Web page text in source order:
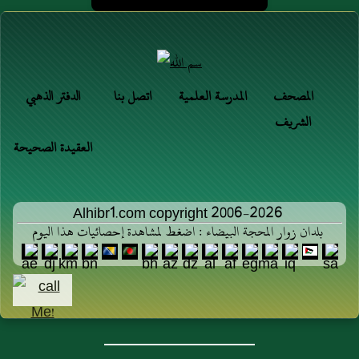
الدفتر الذهبي اتصل بنا المدرسة العلمية
المصحف
الشريف
العقيدة الصحيحة
Alhibr1.com copyright 2006-2026
بلدان زوار المحجة البيضاء : اضغط لمشاهدة إحصائيات هذا اليوم